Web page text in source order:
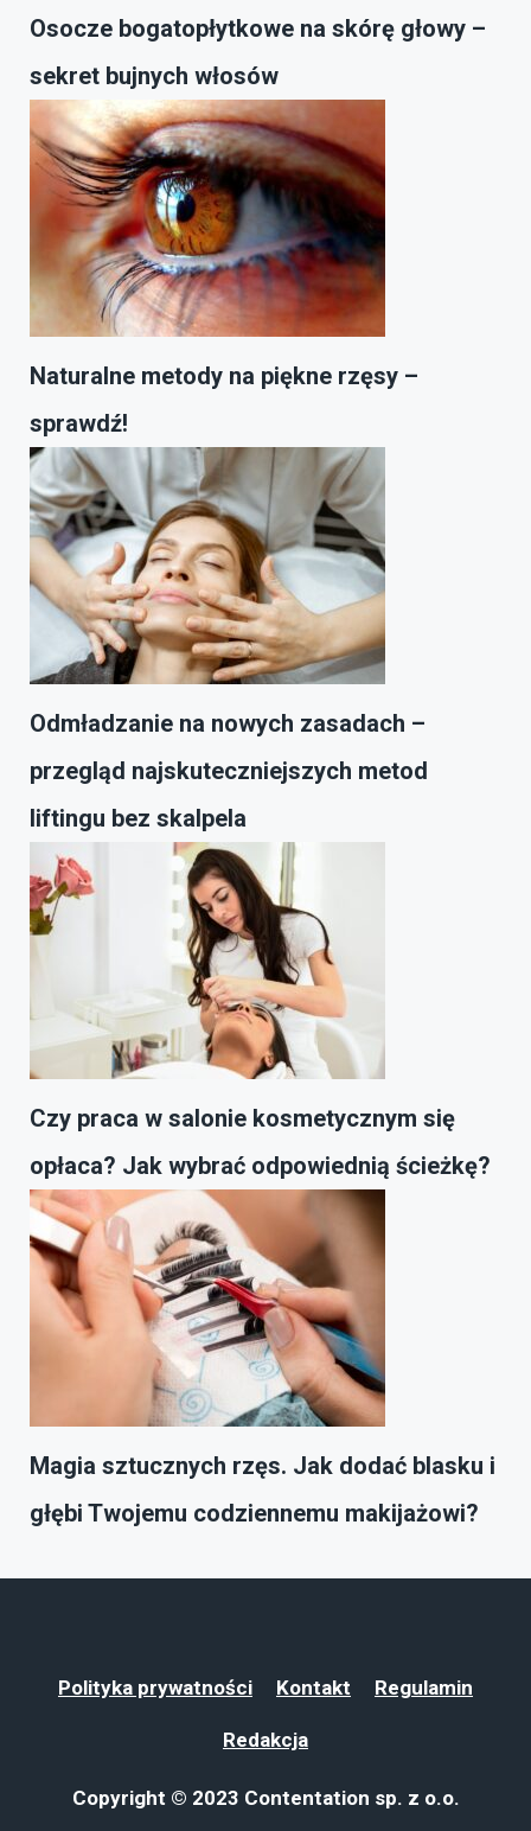
Osocze bogatopłytkowe na skórę głowy –
sekret bujnych włosów
Naturalne metody na piękne rzęsy –
sprawdź!
Odmładzanie na nowych zasadach –
przegląd najskuteczniejszych metod
liftingu bez skalpela
Czy praca w salonie kosmetycznym się
opłaca? Jak wybrać odpowiednią ścieżkę?
Magia sztucznych rzęs. Jak dodać blasku i
głębi Twojemu codziennemu makijażowi?
Polityka prywatności Kontakt Regulamin
Redakcja
Copyright © 2023 Contentation sp. z o.o.